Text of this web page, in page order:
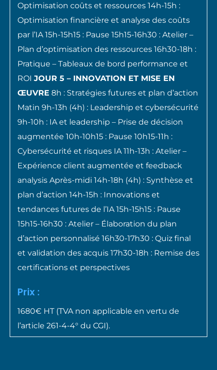
Optimisation coûts et ressources 14h-15h :
Optimisation financière et analyse des coûts
par l’IA 15h-15h15 : Pause 15h15-16h30 : Atelier –
Plan d’optimisation des ressources 16h30-18h :
Pratique – Tableaux de bord performance et
ROI JOUR 5 – INNOVATION ET MISE EN
ŒUVRE 8h : Stratégies futures et plan d’action
Matin 9h-13h (4h) : Leadership et cybersécurité
9h-10h : IA et leadership – Prise de décision
augmentée 10h-10h15 : Pause 10h15-11h :
Cybersécurité et risques IA 11h-13h : Atelier –
Expérience client augmentée et feedback
analysis Après-midi 14h-18h (4h) : Synthèse et
plan d’action 14h-15h : Innovations et
tendances futures de l’IA 15h-15h15 : Pause
15h15-16h30 : Atelier – Élaboration du plan
d’action personnalisé 16h30-17h30 : Quiz final
et validation des acquis 17h30-18h : Remise des
certifications et perspectives
Prix :
1680€ HT (TVA non applicable en vertu de
l’article 261-4-4° du CGI).